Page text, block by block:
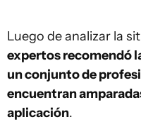
Luego de analizar la
expertos recomendó
un conjunto de
encuentran
aplicación.